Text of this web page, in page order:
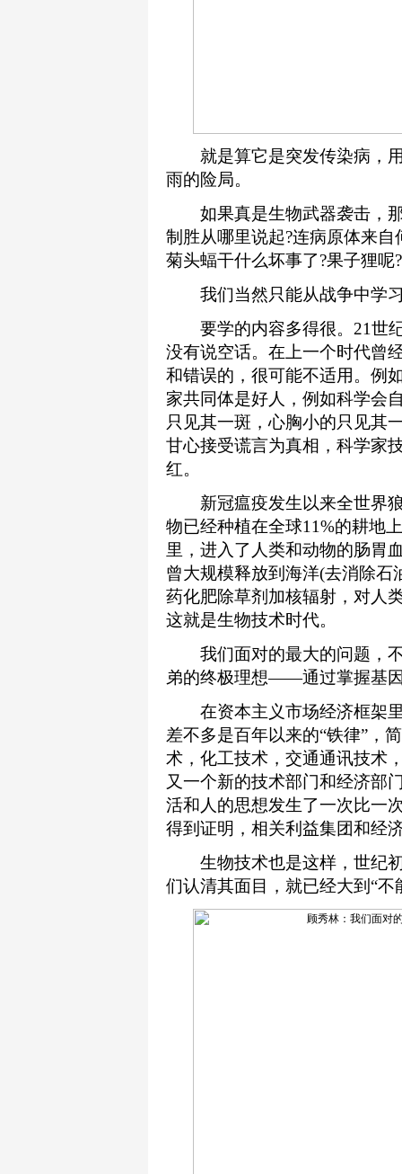
就是算它是突发传染病，用
雨的险局。
如果真是生物武器袭击，那
制胜从哪里说起?连病原体来
菊头蝠干什么坏事了?果子狸呢?
我们当然只能从战争中学习
要学的内容多得很。21世纪
没有说空话。在上一个时代曾
和错误的，很可能不适用。例
家共同体是好人，例如科学会
只见其一斑，心胸小的只见其
甘心接受谎言为真相，科学家
红。
新冠瘟疫发生以来全世界狼
物已经种植在全球11%的耕地
里，进入了人类和动物的肠胃
曾大规模释放到海洋(去消除
药化肥除草剂加核辐射，对人
这就是生物技术时代。
我们面对的最大的问题，不
弟的终极理想——通过掌握基
在资本主义市场经济框架里
差不多是百年以来的“铁律”，
术，化工技术，交通通讯技术
又一个新的技术部门和经济部
活和人的思想发生了一次比一
得到证明，相关利益集团和经
生物技术也是这样，世纪初
们认清其面目，就已经大到“不